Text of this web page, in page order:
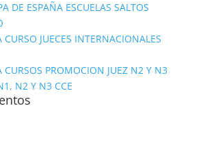
DE ESPAÑA ESCUELAS SALTOS
JUECES INTERNACIONALES
CURSOS PROMOCION JUEZ N2 Y N3
N2 Y N3 CCE